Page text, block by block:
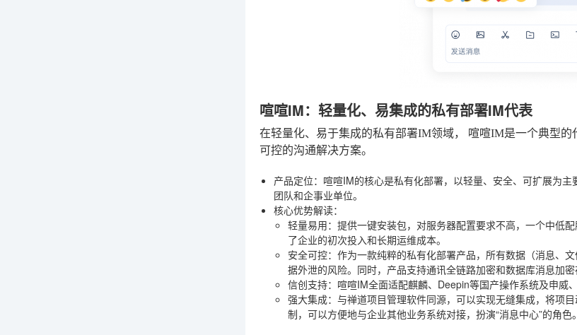
喧喧IM：轻量化、易集成的私有部署IM代表
在轻量化、易于集成的私有部署IM领域， 喧喧IM是一个典型的
可控的沟通解决方案。
产品定位：喧喧IM的核心是私有化部署，以轻量、安全、可扩展为
团队和企事业单位。
核心优势解读：
轻量易用：提供一键安装包，对服务器配置要求不高，一个中低
了企业的初次投入和长期运维成本。
安全可控：作为一款纯粹的私有化部署产品，所有数据（消息、
据外泄的风险。同时，产品支持通讯全链路加密和数据库消息加密
信创支持：喧喧IM全面适配麒麟、Deepin等国产操作系统及申威
强大集成：与禅道项目管理软件同源，可以实现无缝集成，将项
制，可以方便地与企业其他业务系统对接，扮演“消息中心”的角色。